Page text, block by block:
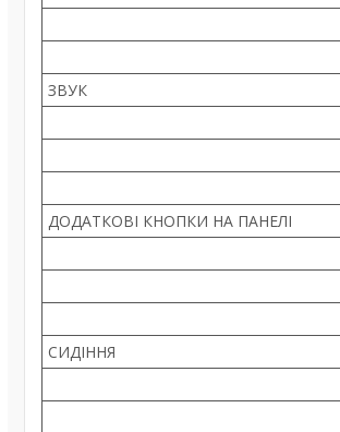
ЗВУК
ДОДАТКОВІ КНОПКИ НА ПАНЕЛІ
СИДІННЯ